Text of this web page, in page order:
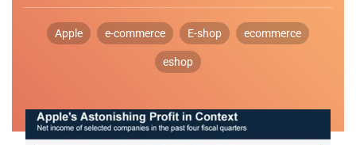
Apple e-commerce E-shop ecommerce
eshop